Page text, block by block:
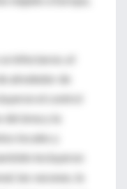
infectaron, el
alrededor de
el control
área y la
locales y
incluyeron
las vacunas, la